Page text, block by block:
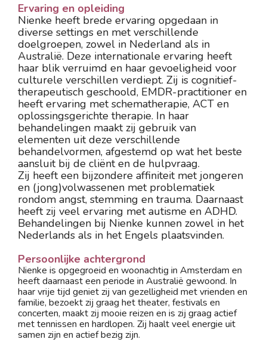
Ervaring en opleiding
Nienke heeft brede ervaring opgedaan in
diverse settings en met verschillende
doelgroepen, zowel in Nederland als in
Australië. Deze internationale ervaring heeft
haar blik verruimd en haar gevoeligheid voor
culturele verschillen verdiept. Zij is cognitief-
therapeutisch geschoold, EMDR-practitioner en
heeft ervaring met schematherapie, ACT en
oplossingsgerichte therapie. In haar
behandelingen maakt zij gebruik van
elementen uit deze verschillende
behandelvormen, afgestemd op wat het beste
aansluit bij de cliënt en de hulpvraag.
Zij heeft een bijzondere affiniteit met jongeren
en (jong)volwassenen met problematiek
rondom angst, stemming en trauma. Daarnaast
heeft zij veel ervaring met autisme en ADHD.
Behandelingen bij Nienke kunnen zowel in het
Nederlands als in het Engels plaatsvinden.
Persoonlijke achtergrond
Nienke is opgegroeid en woonachtig in Amsterdam en
heeft daarnaast een periode in Australië gewoond. In
haar vrije tijd geniet zij van gezelligheid met vrienden en
familie, bezoekt zij graag het theater, festivals en
concerten, maakt zij mooie reizen en is zij graag actief
met tennissen en hardlopen. Zij haalt veel energie uit
samen zijn en actief bezig zijn.